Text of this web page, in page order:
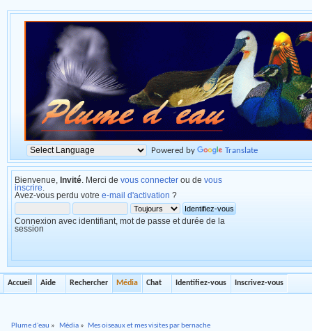
Powered by Translate
Bienvenue, Invité . Merci de vous connecter ou de vous
inscrire
Avez-vous perdu votre e-mail d'activation ?
Connexion avec identifiant, mot de passe et durée de la
session
Accueil Aide Rechercher Média Chat Identifiez-vous Inscrivez-vous
Plume d'eau » Média» Mes oiseaux et mes visites par bernache